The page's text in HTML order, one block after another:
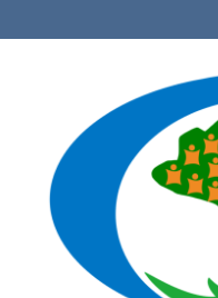
to